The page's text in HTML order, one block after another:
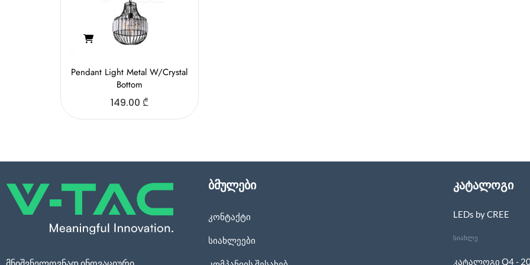
Pendant Light Metal W/Crystal
Bottom
149.00 ₾
ბმულები
კონტაქტი
სიახლეები
კატალოგი
LEDs by CREE
სიახლე
კატალოგი Q4 -